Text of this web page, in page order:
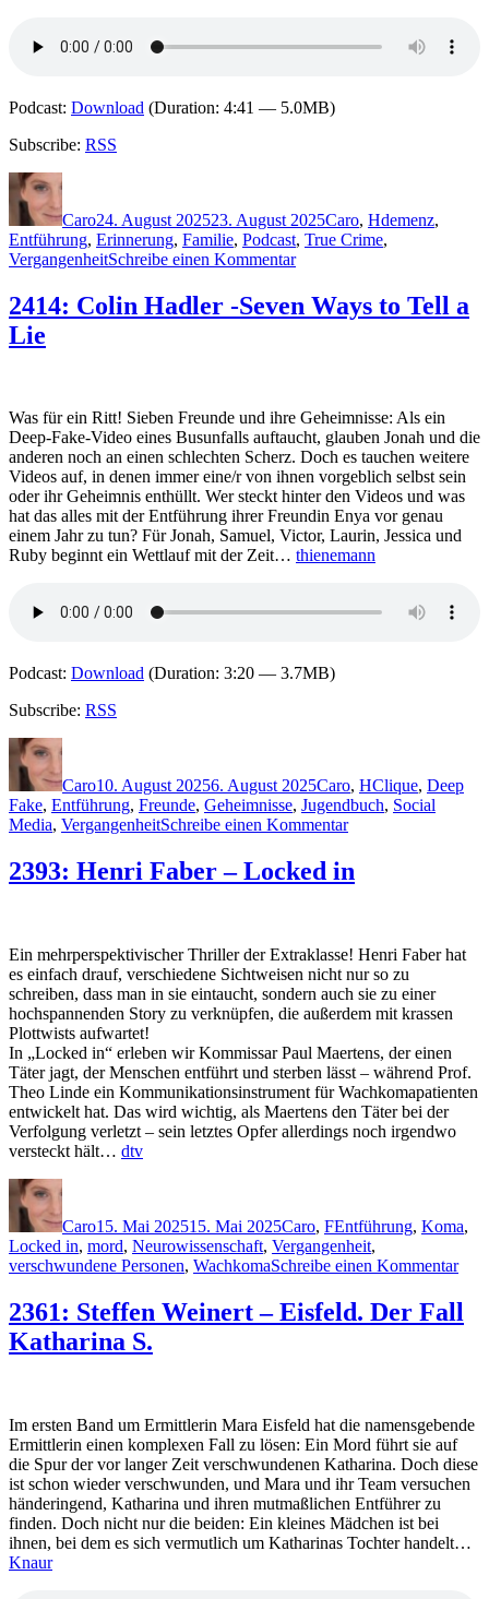
Podcast: Download (Duration: 4:41 — 5.0MB)
Subscribe: RSS
Autor
Caro24. August 202523. August 2025Caro, Hdemenz,
Entführung, Erinnerung, Familie, Podcast, True Crime,
VergangenheitSchreibe einen Kommentarzu
Romy
Hausmann
2414: Colin Hadler -Seven Ways to Tell a
Lie
Was für ein Ritt! Sieben Freunde und ihre Geheimnisse: Als ein
Deep-Fake-Video eines Busunfalls auftaucht, glauben Jonah und die
anderen noch an einen schlechten Scherz. Doch es tauchen weitere
Videos auf, in denen immer eine/r von ihnen vorgeblich selbst sein
oder ihr Geheimnis enthüllt. Wer steckt hinter den Videos und was
hat das alles mit der Entführung ihrer Freundin Enya vor genau
einem Jahr zu tun? Für Jonah, Samuel, Victor, Laurin, Jessica und
Ruby beginnt ein Wettlauf mit der Zeit… thienemann
Podcast: Download (Duration: 3:20 — 3.7MB)
Subscribe: RSS
Autor
Caro10. August 20256. August 2025Caro, HClique, Deep
Fake, Entführung, Freunde, Geheimnisse, Jugendbuch, Social
Media, VergangenheitSchreibe einen Kommentarzu
Colin
Hadler
to
Tell
a
Lie
2393: Henri Faber – Locked in
Ein mehrperspektivischer Thriller der Extraklasse! Henri Faber hat
es einfach drauf, verschiedene Sichtweisen nicht nur so zu
schreiben, dass man in sie eintaucht, sondern auch sie zu einer
hochspannenden Story zu verknüpfen, die außerdem mit krassen
Plottwists aufwartet!
In „Locked in“ erleben wir Kommissar Paul Maertens, der einen
Täter jagt, der Menschen entführt und sterben lässt – während Prof.
Theo Linde ein Kommunikationsinstrument für Wachkomapatienten
entwickelt hat. Das wird wichtig, als Maertens den Täter bei der
Verfolgung verletzt – sein letztes Opfer allerdings noch irgendwo
versteckt hält… dtv
Autor
Caro15. Mai 202515. Mai 2025Caro, FEntführung, Koma,
Locked in, mord, Neurowissenschaft, Vergangenheit,
verschwundene Personen, WachkomaSchreibe einen Kommentarzu
2361: Steffen Weinert – Eisfeld. Der Fall
Katharina S.
Im ersten Band um Ermittlerin Mara Eisfeld hat die namensgebende
Ermittlerin einen komplexen Fall zu lösen: Ein Mord führt sie auf
die Spur der vor langer Zeit verschwundenen Katharina. Doch diese
ist schon wieder verschwunden, und Mara und ihr Team versuchen
händeringend, Katharina und ihren mutmaßlichen Entführer zu
finden. Doch nicht nur die beiden: Ein kleines Mädchen ist bei
ihnen, bei dem es sich vermutlich um Katharinas Tochter handelt…
Knaur